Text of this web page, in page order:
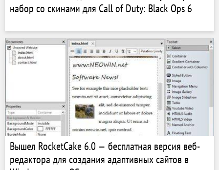
набор со скинами для Call of Duty: Black Ops 6
Вышел RocketCake 6.0 — бесплатная версия веб-
редактора для создания адаптивных сайтов в